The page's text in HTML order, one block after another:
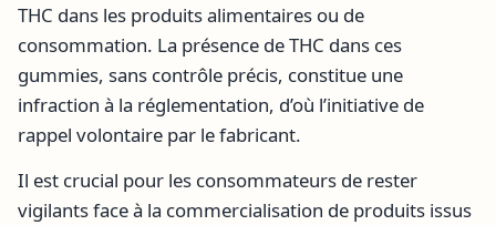
THC dans les produits alimentaires ou de
consommation. La présence de THC dans ces
gummies, sans contrôle précis, constitue une
infraction à la réglementation, d’où l’initiative de
rappel volontaire par le fabricant.
Il est crucial pour les consommateurs de rester
vigilants face à la commercialisation de produits issus